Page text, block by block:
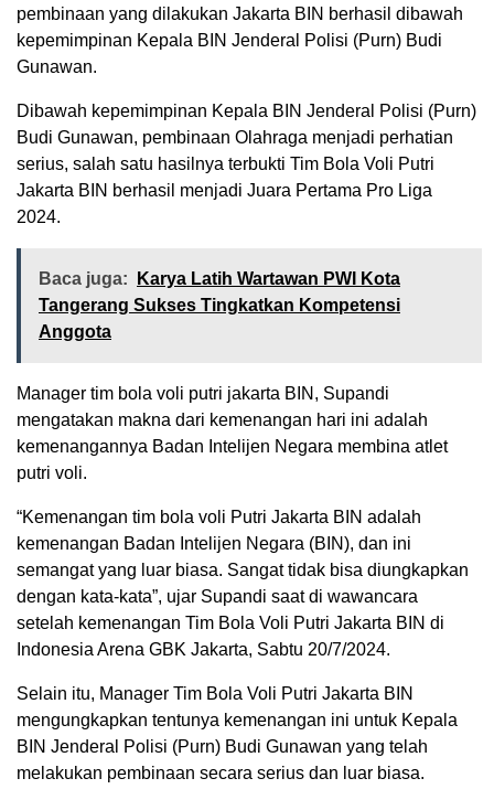
pembinaan yang dilakukan Jakarta BIN berhasil dibawah
kepemimpinan Kepala BIN Jenderal Polisi (Purn) Budi
Gunawan.
Dibawah kepemimpinan Kepala BIN Jenderal Polisi (Purn)
Budi Gunawan, pembinaan Olahraga menjadi perhatian
serius, salah satu hasilnya terbukti Tim Bola Voli Putri
Jakarta BIN berhasil menjadi Juara Pertama Pro Liga
2024.
Baca juga:
Karya Latih Wartawan PWI Kota
Tangerang Sukses Tingkatkan Kompetensi
Anggota
Manager tim bola voli putri jakarta BIN, Supandi
mengatakan makna dari kemenangan hari ini adalah
kemenangannya Badan Intelijen Negara membina atlet
putri voli.
“Kemenangan tim bola voli Putri Jakarta BIN adalah
kemenangan Badan Intelijen Negara (BIN), dan ini
semangat yang luar biasa. Sangat tidak bisa diungkapkan
dengan kata-kata”, ujar Supandi saat di wawancara
setelah kemenangan Tim Bola Voli Putri Jakarta BIN di
Indonesia Arena GBK Jakarta, Sabtu 20/7/2024.
Selain itu, Manager Tim Bola Voli Putri Jakarta BIN
mengungkapkan tentunya kemenangan ini untuk Kepala
BIN Jenderal Polisi (Purn) Budi Gunawan yang telah
melakukan pembinaan secara serius dan luar biasa.